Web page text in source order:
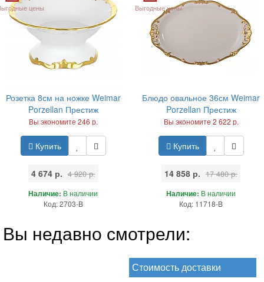
цены
Розетка 8см на ножке Weimar
Porzellan Престиж
Вы экономите 246 р.
Купить
4 674 р. 4 920 р.
Наличие: В наличии
Код: 2703-B
Выгодные цены
Блюдо овальное 36см Weimar
Porzellan Престиж
Вы экономите 2 622 р.
Купить
14 858 р. 17 480 р.
Наличие: В наличии
Код: 11718-B
Вы недавно смотрели:
Стоимость доставки